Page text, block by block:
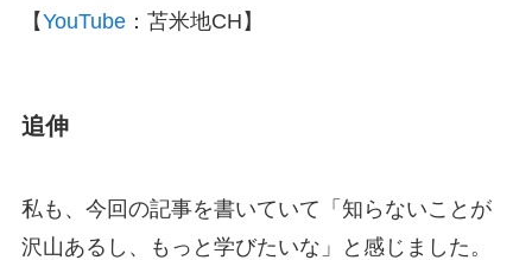
【YouTube：苫米地CH】
追伸
私も、今回の記事を書いていて「知らないことが
沢山あるし、もっと学びたいな」と感じました。